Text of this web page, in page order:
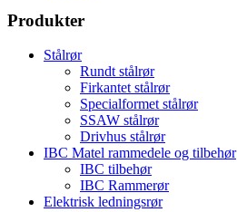
Produkter
Stålrør
Rundt stålrør
Firkantet stålrør
Specialformet stålrør
SSAW stålrør
Drivhus stålrør
IBC Matel rammedele og tilbehør
IBC tilbehør
IBC Rammerør
Elektrisk ledningsrør